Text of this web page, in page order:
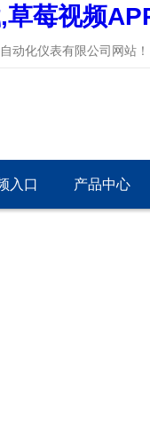
莓视频
化仪表有限公司网站！
入口 产品中心